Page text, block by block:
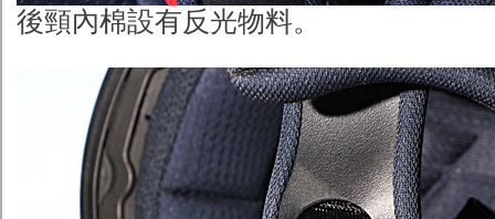
後頸內棉設有反光物料。